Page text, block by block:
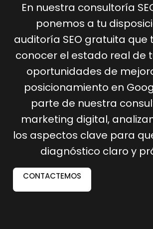
En nuestra consultoría
ponemos a tu
auditoría SEO gratuita que
conocer el estado real de
oportunidades de
posicionamiento en
parte de nuestra
marketing digital,
los aspectos clave para
diagnóstico claro y
CONTACTEMOS